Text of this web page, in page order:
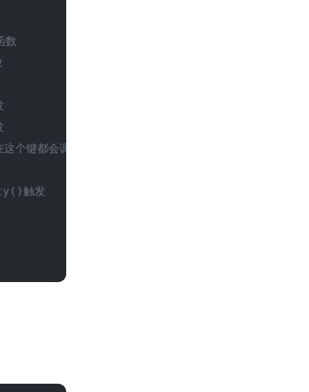
数
个键都会调用此方法
触发